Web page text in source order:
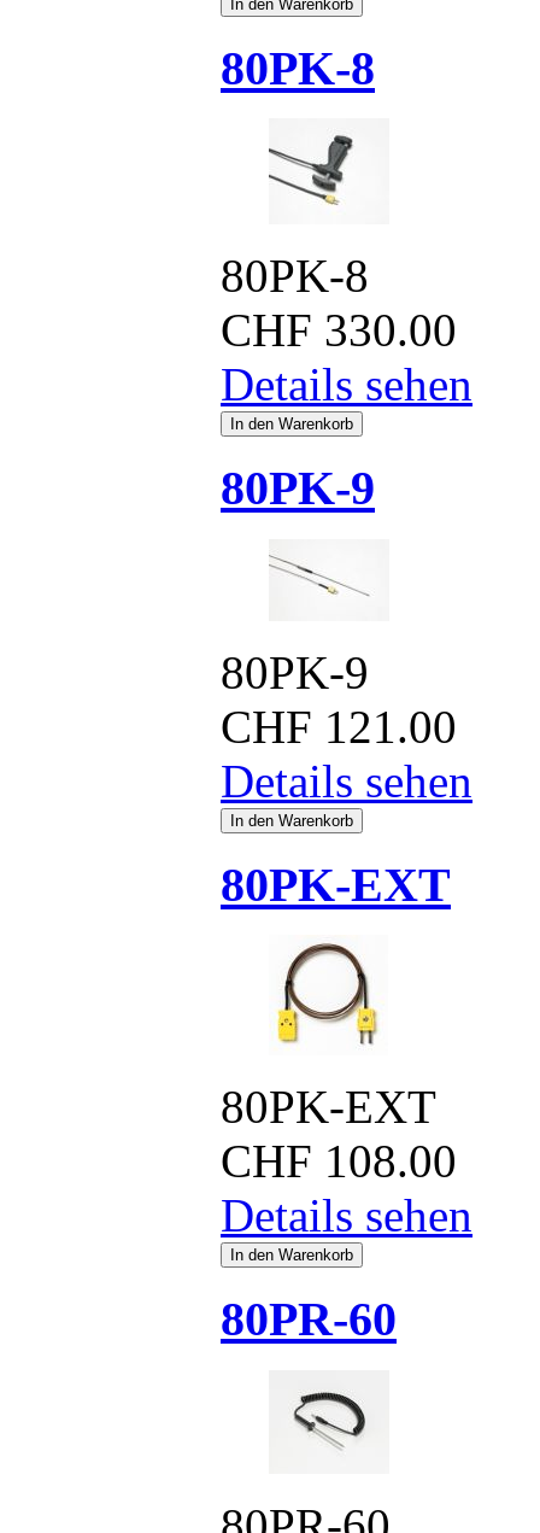
80PK-8
80PK-8
CHF 330.00
Details sehen
80PK-9
80PK-9
CHF 121.00
Details sehen
80PK-EXT
80PK-EXT
CHF 108.00
Details sehen
80PR-60